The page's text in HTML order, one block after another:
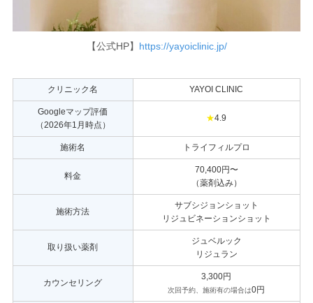
【公式HP】 https://yayoiclinic.jp/
クリニック名 YAYOI CLINIC
Googleマップ評価
（2026年1月時点）
★4.9
施術名 トライフィルプロ
料金
70,400円〜
（薬剤込み）
施術方法
サブシジョンショット
リジュビネーションショット
取り扱い薬剤
ジュベルック
リジュラン
カウンセリング
3,300円
次回予約、施術有の場合は0円